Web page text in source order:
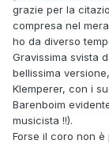
grazie per la
compresa nel
ho da diverso
Gravissima svista
bellissima
Klemperer, con i
Barenboim
musicista !!).
Forse il coro non è